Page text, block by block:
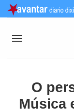
O
Música